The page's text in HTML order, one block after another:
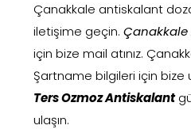
Çanakkale antiskalant
iletişime geçin. Çanakkale
için bize mail atınız.
Şartname bilgileri için bize
Ters Ozmoz Antiskalant
ulaşın.